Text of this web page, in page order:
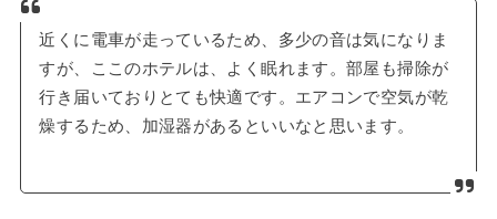
近くに電車が走っているため、多少の音は気になりま
すが、ここのホテルは、よく眠れます。部屋も掃除が
行き届いておりとても快適です。エアコンで空気が乾
燥するため、加湿器があるといいなと思います。